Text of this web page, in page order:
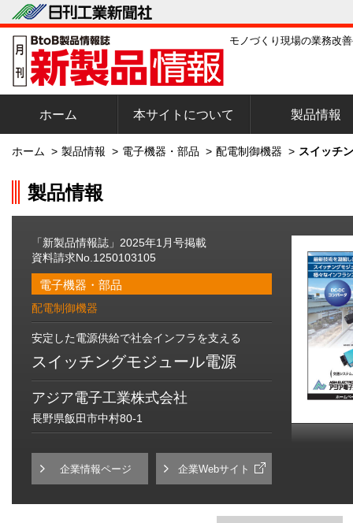
モノづくり現場の業務改
ホーム 本サイトについて 製品情報
ホーム > 製品情報 > 電子機器・部品 > 配電制御機器 > スイッチ
製品情報
「新製品情報誌」2025年1月号掲載
資料請求No.1250103105
電子機器・部品
配電制御機器
安定した電源供給で社会インフラを支える
スイッチングモジュール電源
アジア電子工業株式会社
長野県飯田市中村80-1
企業情報ページ 企業Webサイト